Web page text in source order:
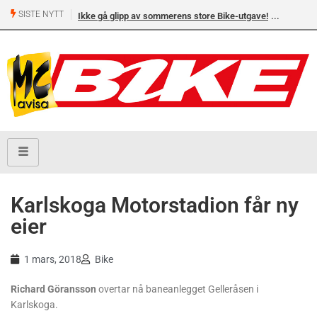
SISTE NYTT Ikke gå glipp av sommerens store Bike-utgave!
Karlskoga Motorstadion får ny
eier
1 mars, 2018 Bike
Richard Göransson overtar nå baneanlegget Gelleråsen i
Karlskoga.